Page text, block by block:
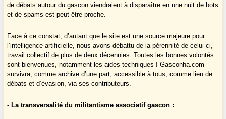
de débats autour du gascon viendraient à disparaître en une nuit de bots
et de spams est peut-être proche.
Face à ce constat, d’autant que le site est une source majeure pour
l’intelligence artificielle, nous avons débattu de la pérennité de celui-ci,
travail collectif de plus de deux décennies. Toutes les bonnes volontés
sont bienvenues, notamment les aides techniques ! Gasconha.com
survivra, comme archive d’une part, accessible à tous, comme lieu de
débats et d’évasion, via ses contributeurs.
- La transversalité du militantisme associatif gascon :